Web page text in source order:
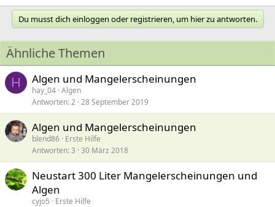
Du musst dich einloggen oder registrieren, um hier zu antworten.
Ähnliche Themen
H Algen und Mangelerscheinungen
hay_04 Algen
Antworten 2 28 September 2019
Algen und Mangelerscheinungen
blend86 Erste Hilfe
Antworten 3 30 März 2018
Neustart 300 Liter Mangelerscheinungen und
Algen
cyjo5
Erste Hilfe